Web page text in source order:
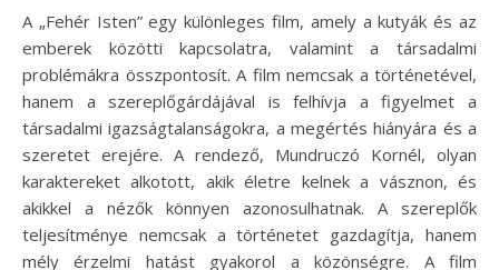
A „Fehér Isten” egy különleges film, amely a kutyák és az
emberek közötti kapcsolatra, valamint a társadalmi
problémákra összpontosít. A film nemcsak a történetével,
hanem a szereplőgárdájával is felhívja a figyelmet a
társadalmi igazságtalanságokra, a megértés hiányára és a
szeretet erejére. A rendező, Mundruczó Kornél, olyan
karaktereket alkotott, akik életre kelnek a vásznon, és
akikkel a nézők könnyen azonosulhatnak. A szereplők
teljesítménye nemcsak a történetet gazdagítja, hanem
mély érzelmi hatást gyakorol a közönségre. A film